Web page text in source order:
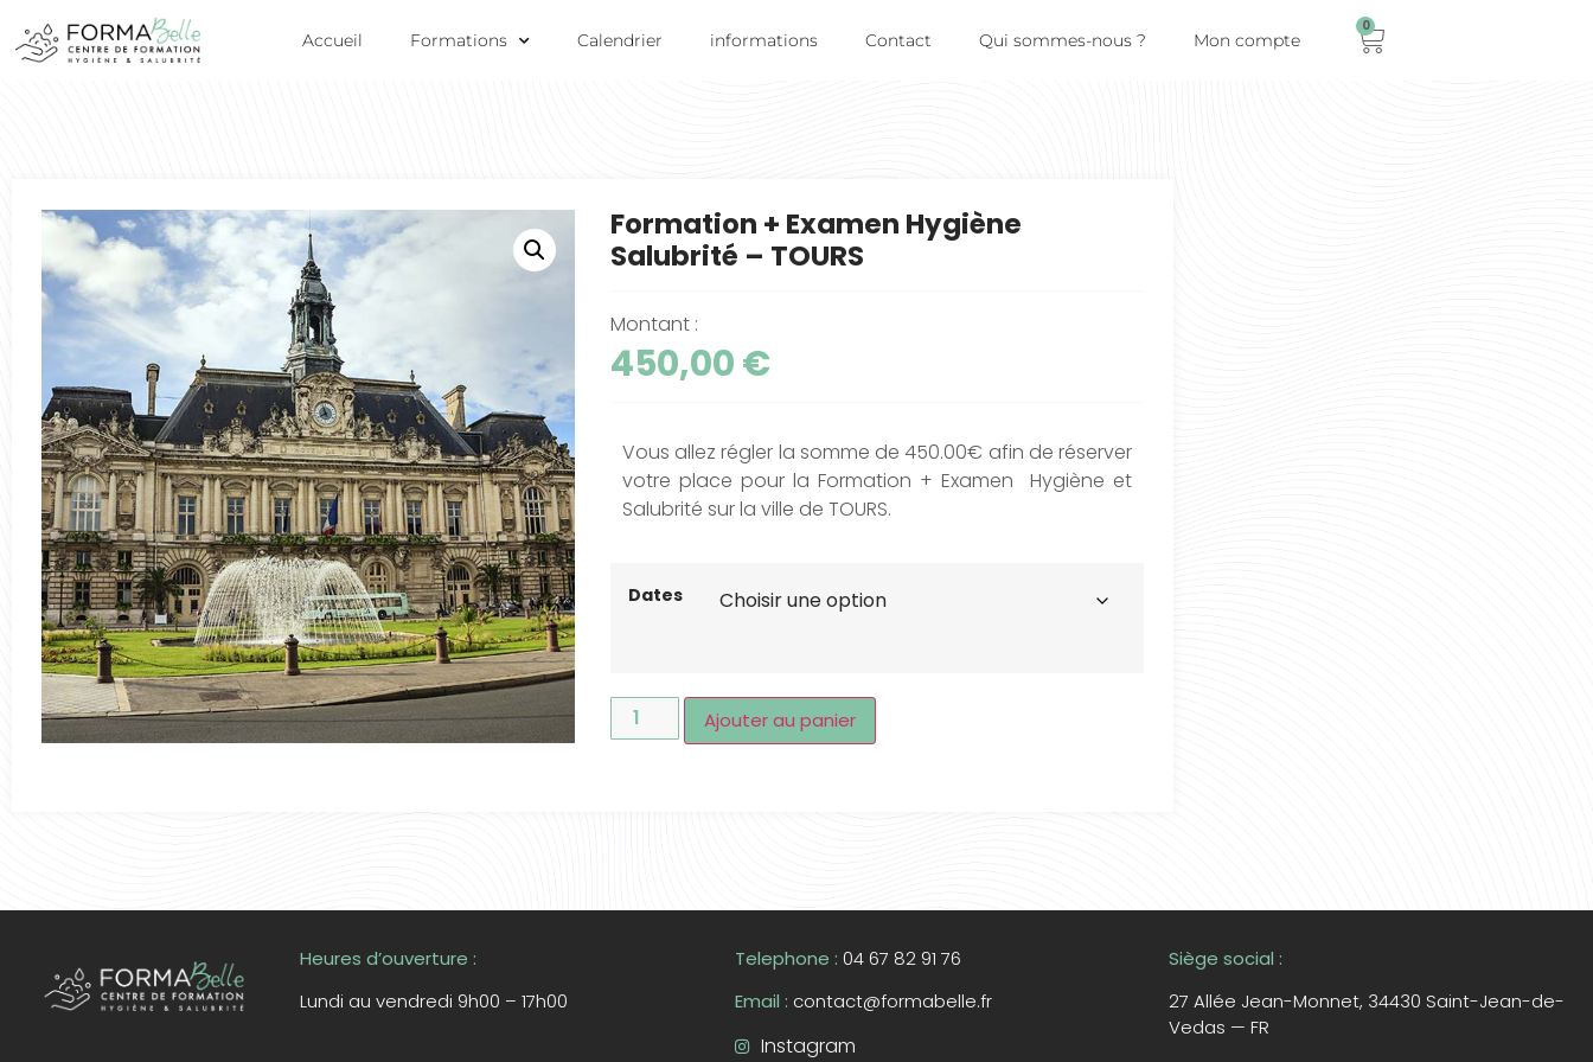
Accueil Formations Calendrier informations Contact Qui sommes-nous ? Mon compte
0
Formation + Examen Hygiène
Salubrité – TOURS
Montant :
450,00€
Vous allez régler la somme de 450.00€ afin de réserver
votre place pour la Formation + Examen Hygiène et
Salubrité sur la ville de TOURS.
Dates
Ajouter au panier
Heures d’ouverture :
Lundi au vendredi 9h00 – 17h00
Telephone : 04 67 82 91 76
Email : contact@formabelle.fr
Instagram
Siège social :
27 Allée Jean-Monnet, 34430 Saint-Jean-de-
Vedas — FR